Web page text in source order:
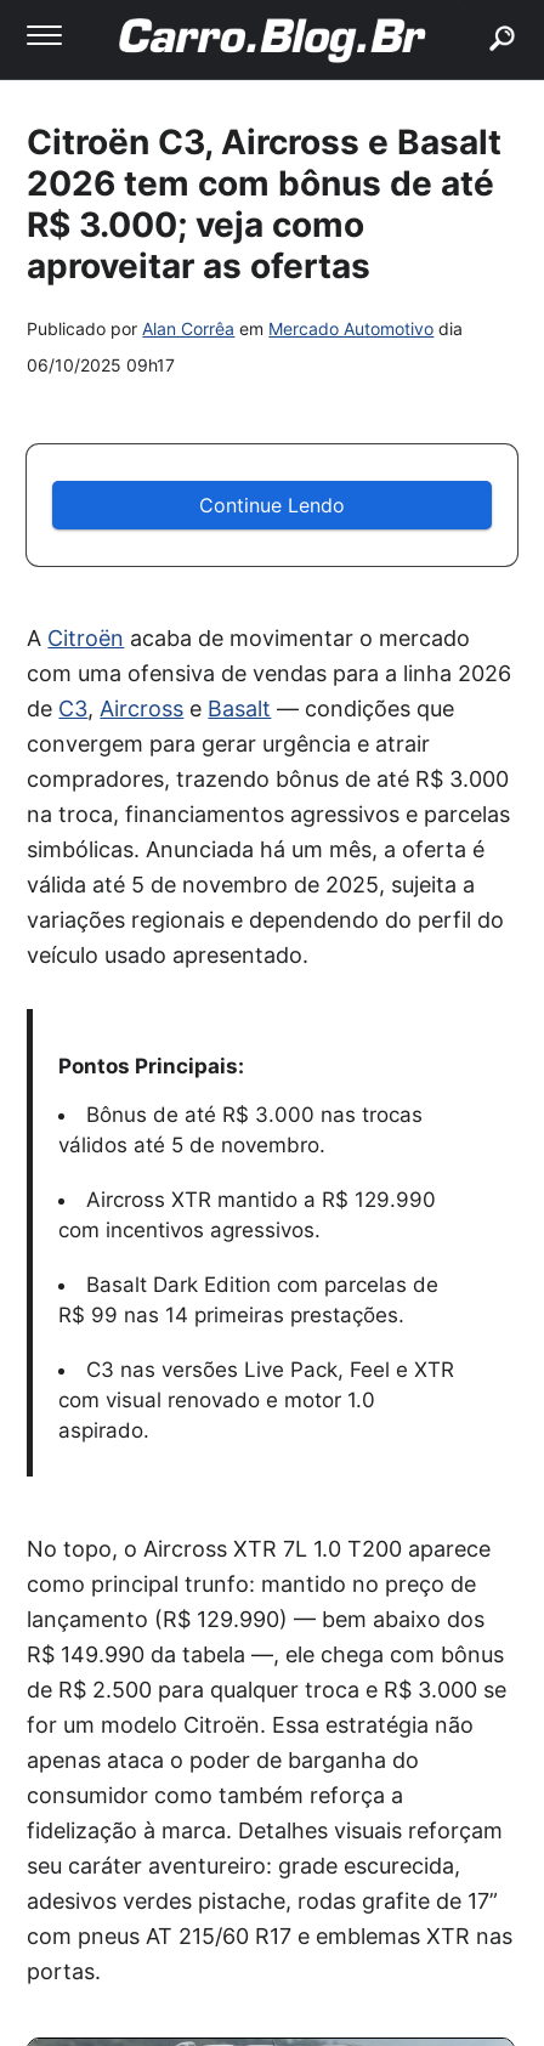
Citroën C3, Aircross e Basalt
2026 tem com bônus de até
R$ 3.000; veja como
aproveitar as ofertas
Publicado porAlan Corrêa em Mercado Automotivo dia
06/10/2025 09h17
Continue Lendo
A Citroën acaba de movimentar o mercado
com uma ofensiva de vendas para a linha 2026
de C3, Aircross e Basalt — condições que
convergem para gerar urgência e atrair
compradores, trazendo bônus de até R$ 3.000
na troca, financiamentos agressivos e parcelas
simbólicas. Anunciada há um mês, a oferta é
válida até 5 de novembro de 2025, sujeita a
variações regionais e dependendo do perfil do
veículo usado apresentado.
Pontos Principais:
Bônus de até R$ 3.000 nas trocas
válidos até 5 de novembro.
Aircross XTR mantido a R$ 129.990
com incentivos agressivos.
Basalt Dark Edition com parcelas de
R$ 99 nas 14 primeiras prestações.
C3 nas versões Live Pack, Feel e XTR
com visual renovado e motor 1.0
aspirado.
No topo, o Aircross XTR 7L 1.0 T200 aparece
como principal trunfo: mantido no preço de
lançamento (R$ 129.990) — bem abaixo dos
R$ 149.990 da tabela —, ele chega com bônus
de R$ 2.500 para qualquer troca e R$ 3.000 se
for um modelo Citroën. Essa estratégia não
apenas ataca o poder de barganha do
consumidor como também reforça a
fidelização à marca. Detalhes visuais reforçam
seu caráter aventureiro: grade escurecida,
adesivos verdes pistache, rodas grafite de 17”
com pneus AT 215/60 R17 e emblemas XTR nas
portas.